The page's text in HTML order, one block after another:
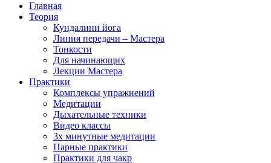
Главная
Теория
Кундалини йога
Линия передачи – Мастера
Тонкости
Для начинающих
Лекции Мастера
Практики
Комплексы упражнений
Медитации
Дыхательные техники
Видео классы
3х минутные медитации
Парные практики
Практики для чакр